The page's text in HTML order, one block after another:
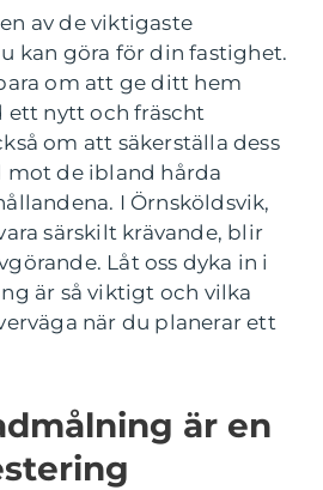
av de viktigaste
kan göra för din fastighet.
om att ge ditt hem
ett nytt och fräscht
om att säkerställa dess
mot de ibland hårda
I Örnsköldsvik,
särskilt krävande, blir
Låt oss dyka in i
är så viktigt och vilka
när du planerar ett
är en